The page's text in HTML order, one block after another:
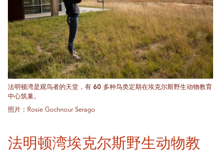
法明顿湾是观鸟者的天堂，有 60 多种鸟类定期在埃克尔斯野生动物教育
中心筑巢。
照片：Rosie Gochnour Serago
法明顿湾埃克尔斯野生动物教